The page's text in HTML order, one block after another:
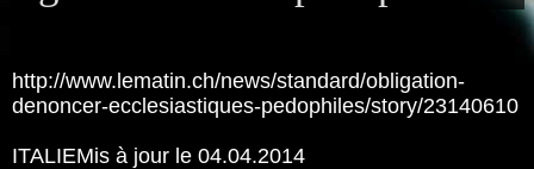
http://www.lematin.ch/news/standard/obligation-
denoncer-ecclesiastiques-pedophiles/story/23140610
ITALIEMis à jour le 04.04.2014